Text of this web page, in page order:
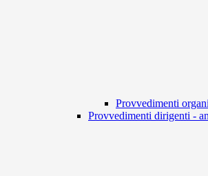
Provvedimenti
Provvedimenti dirigenti -